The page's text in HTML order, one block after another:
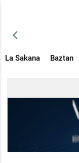
chevron_left
La Sakana Baztan